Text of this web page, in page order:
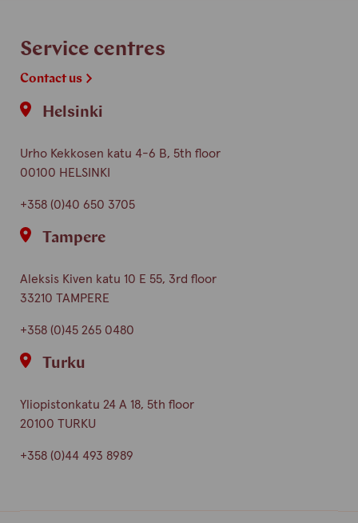
Service centres
Contact us
Helsinki
Urho Kekkosen katu 4-6 B, 5th floor
00100 HELSINKI
+358 (0)40 650 3705
Tampere
Aleksis Kiven katu 10 E 55, 3rd floor
33210 TAMPERE
+358 (0)45 265 0480
Turku
Yliopistonkatu 24 A 18, 5th floor
20100 TURKU
+358 (0)44 493 8989